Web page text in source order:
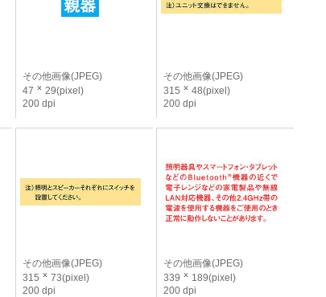
その他画像(JPEG)
47
29(pixel)
200 dpi
その他画像(JPEG)
315
48(pixel)
200 dpi
その他画像(JPEG)
315
73(pixel)
200 dpi
その他画像(JPEG)
339
189(pixel)
200 dpi